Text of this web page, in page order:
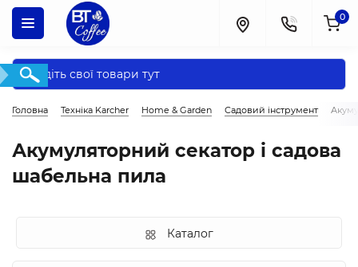
0
Головна Техніка Karcher Home & Garden Садовий інструмент
Акумуляторний секатор і садова
шабельна пила
Каталог